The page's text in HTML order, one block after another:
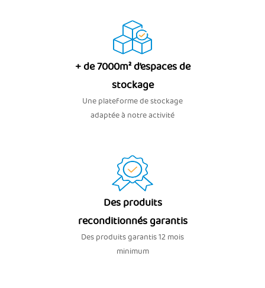
+ de 7000m² d’espaces de
stockage
Une plateforme de stockage
adaptée à notre activité
Des produits
reconditionnés garantis
Des produits garantis 12 mois
minimum